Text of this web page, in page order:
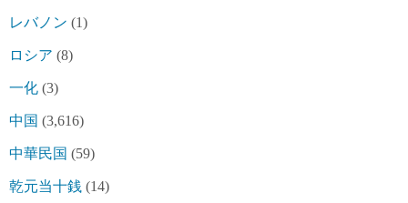
レバノン (1)
ロシア (8)
一化 (3)
中国 (3,616)
中華民国 (59)
乾元当十銭 (14)